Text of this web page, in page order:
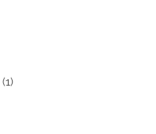
(1)